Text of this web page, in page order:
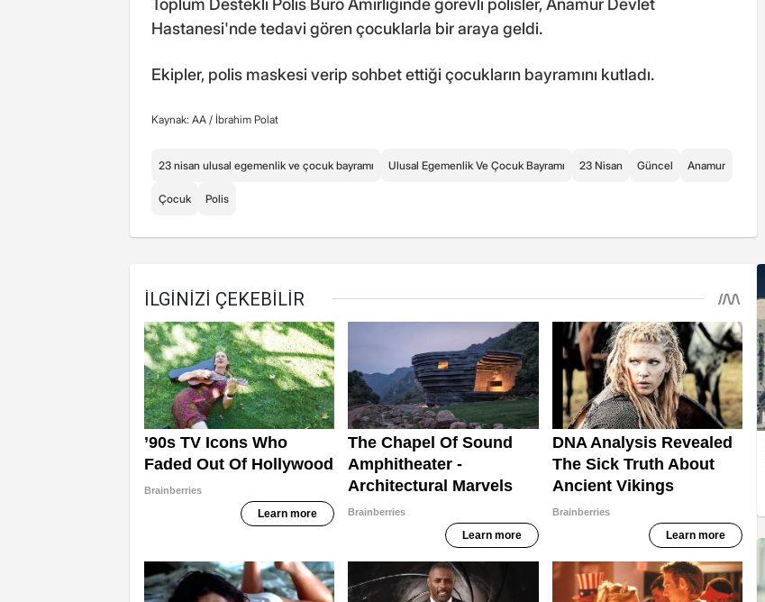
Toplum Destekli Polis Büro Amirliğinde görevli polisler, Anamur Devlet
Hastanesi'nde tedavi gören çocuklarla bir araya geldi.
Ekipler, polis maskesi verip sohbet ettiği çocukların bayramını kutladı.
Kaynak: AA / İbrahim Polat
23 nisan ulusal egemenlik ve çocuk bayramı Ulusal Egemenlik Ve Çocuk Bayramı 23 Nisan Güncel Anamur
Çocuk Polis